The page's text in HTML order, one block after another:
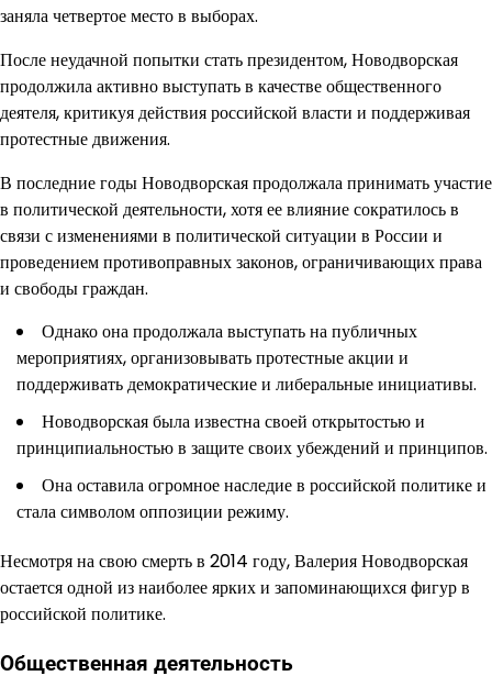
заняла четвертое место в выборах.
После неудачной попытки стать президентом, Новодворская
продолжила активно выступать в качестве общественного
деятеля, критикуя действия российской власти и поддерживая
протестные движения.
В последние годы Новодворская продолжала принимать участие
в политической деятельности, хотя ее влияние сократилось в
связи с изменениями в политической ситуации в России и
проведением противоправных законов, ограничивающих права
и свободы граждан.
Однако она продолжала выступать на публичных
мероприятиях, организовывать протестные акции и
поддерживать демократические и либеральные инициативы.
Новодворская была известна своей открытостью и
принципиальностью в защите своих убеждений и принципов.
Она оставила огромное наследие в российской политике и
стала символом оппозиции режиму.
Несмотря на свою смерть в 2014 году, Валерия Новодворская
остается одной из наиболее ярких и запоминающихся фигур в
российской политике.
Общественная деятельность